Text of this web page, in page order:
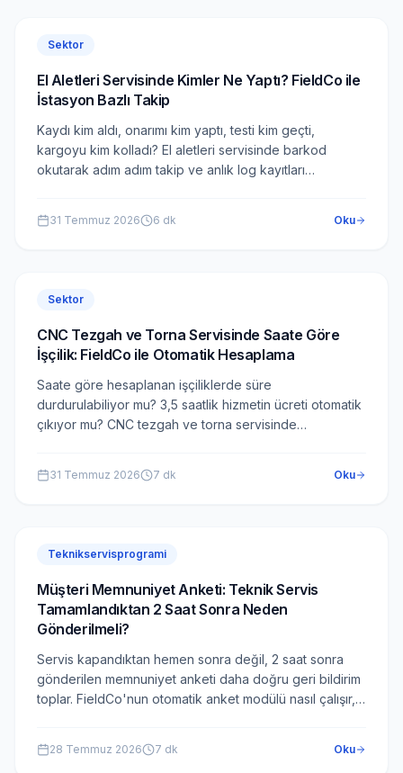
Sektor
El Aletleri Servisinde Kimler Ne Yaptı? FieldCo ile
İstasyon Bazlı Takip
Kaydı kim aldı, onarımı kim yaptı, testi kim geçti,
kargoyu kim kolladı? El aletleri servisinde barkod
okutarak adım adım takip ve anlık log kayıtları
31 Temmuz 2026 6 dk Oku
Sektor
CNC Tezgah ve Torna Servisinde Saate Göre
İşçilik: FieldCo ile Otomatik Hesaplama
Saate göre hesaplanan işçiliklerde süre
durdurulabiliyor mu? 3,5 saatlik hizmetin ücreti otomatik
çıkıyor mu? CNC tezgah ve torna servisinde
31 Temmuz 2026 7 dk Oku
Teknikservisprogrami
Müşteri Memnuniyet Anketi: Teknik Servis
Tamamlandıktan 2 Saat Sonra Neden
Gönderilmeli?
Servis kapandıktan hemen sonra değil, 2 saat sonra
gönderilen memnuniyet anketi daha doğru geri bildirim
toplar. FieldCo'nun otomatik anket modülü nasıl çalışır,
28 Temmuz 2026 7 dk Oku